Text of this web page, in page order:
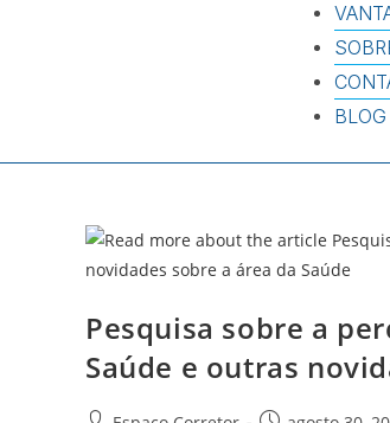
BLOG
Pesquisa sobre a
Saúde e outras